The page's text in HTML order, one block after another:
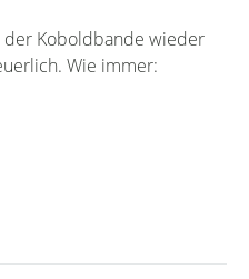
der Koboldbande wieder
Wie immer: